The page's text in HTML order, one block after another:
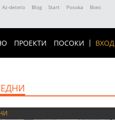
Az-deteto Blog Start Posoka
Boec
ВХОД
ПРОЕКТИ ПОСОКИ